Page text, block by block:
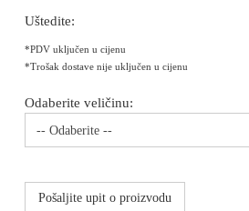
Uštedite:
*PDV uključen u cijenu
*Trošak dostave nije uključen u cijenu
Odaberite veličinu:
-- Odaberite --
Pošaljite upit o proizvodu